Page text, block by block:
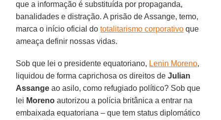
que a informação é substituída por propaganda,
banalidades e distração. A prisão de Assange, temo,
marca o início oficial dototalitarismo corporativo que
ameaça definir nossas vidas.
Sob que lei o presidente equatoriano, Lenin Moreno,
liquidou de forma caprichosa os direitos deJulian
Assange ao asilo, como refugiado político? Sob que
lei Moreno autorizou a polícia britânica a entrar na
embaixada equatoriana – que tem status diplomático